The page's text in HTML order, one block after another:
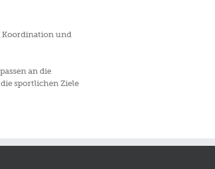
Koordination und
an die
sportlichen Ziele